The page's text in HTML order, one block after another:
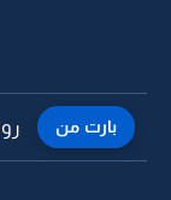
بارت من